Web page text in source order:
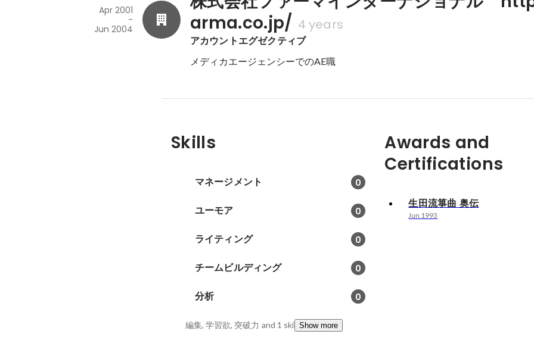
arma.co.jp/ 4 years
アカウントエグゼクティブ
Apr 2001
-
Jun 2004
メディカエージェンシーでのAE職
Skills
マネージメント 0
ユーモア 0
ライティング 0
チームビルディング 0
分析 0
編集, 学習欲, 突破力 and 1 skillsShow more
Awards and
Certifications
生田流箏曲 奥伝
Jun 1993